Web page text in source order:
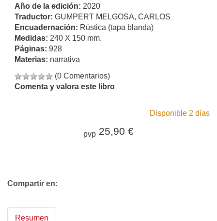
Año de la edición: 2020
Traductor: GUMPERT MELGOSA, CARLOS
Encuadernación: Rústica (tapa blanda)
Medidas: 240 X 150 mm.
Páginas: 928
Materias: narrativa
(0 Comentarios)
Comenta y valora este libro
Disponible 2 días
pvp 25,90 €
Compartir en:
Resumen